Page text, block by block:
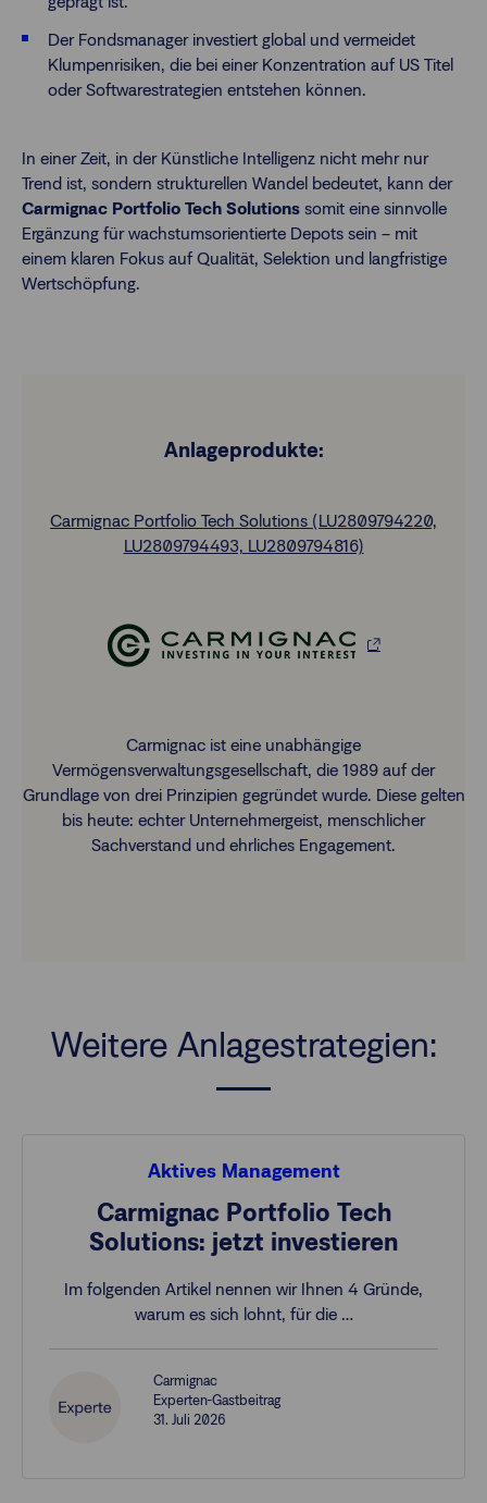
Der Fondsmanager investiert global und vermeidet
Klumpenrisiken, die bei einer Konzentration auf US Titel
oder Softwarestrategien entstehen können.
In einer Zeit, in der Künstliche Intelligenz nicht mehr nur
Trend ist, sondern strukturellen Wandel bedeutet, kann der
Carmignac Portfolio Tech Solutions somit eine sinnvolle
Ergänzung für wachstumsorientierte Depots sein – mit
einem klaren Fokus auf Qualität, Selektion und langfristige
Wertschöpfung.
Anlageprodukte:
Carmignac Portfolio Tech Solutions (LU2809794220,
LU2809794493, LU2809794816)
Carmignac ist eine unabhängige
Vermögensverwaltungsgesellschaft, die 1989 auf der
Grundlage von drei Prinzipien gegründet wurde. Diese gelten
bis heute: echter Unternehmergeist, menschlicher
Sachverstand und ehrliches Engagement.
Weitere Anlagestrategien:
Aktives Management
Carmignac Portfolio Tech
Solutions: jetzt investieren
Im folgenden Artikel nennen wir Ihnen 4 Gründe,
warum es sich lohnt, für die …
Carmignac
Experten-Gastbeitrag
31. Juli 2026